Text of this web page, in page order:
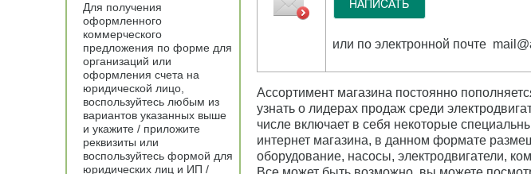
или по электронной почте
Ассортимент магазина постоянно
узнать о лидерах продаж среди
числе включает в себя некоторые
интернет магазина, в данном формате
оборудование, насосы, электродвигатели,
Для получения
оформленного
коммерческого
предложения по форме для
организаций или
оформления счета на
юридической лицо,
воспользуйтесь любым из
вариантов указанных выше
и укажите / приложите
реквизиты или
воспользуйтесь формой для
юридических лиц и ИП /